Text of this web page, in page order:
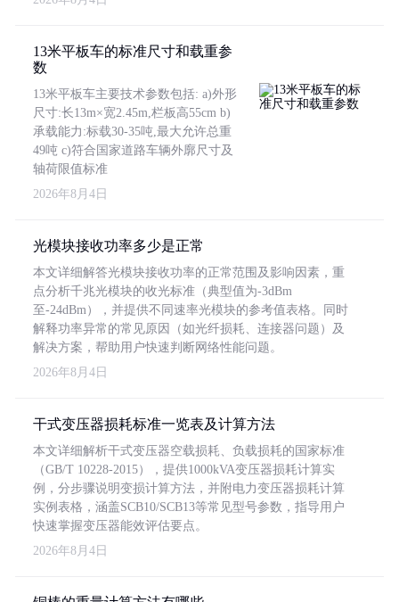
13米平板车的标准尺寸和载重参
数
13米平板车主要技术参数包括: a)外形
尺寸:长13m×宽2.45m,栏板高55cm b)
承载能力:标载30-35吨,最大允许总重
49吨 c)符合国家道路车辆外廓尺寸及
轴荷限值标准
2026年8月4日
光模块接收功率多少是正常
本文详细解答光模块接收功率的正常范围及影响因素，重
点分析千兆光模块的收光标准（典型值为-3dBm
至-24dBm），并提供不同速率光模块的参考值表格。同时
解释功率异常的常见原因（如光纤损耗、连接器问题）及
解决方案，帮助用户快速判断网络性能问题。
2026年8月4日
干式变压器损耗标准一览表及计算方法
本文详细解析干式变压器空载损耗、负载损耗的国家标准
（GB/T 10228-2015），提供1000kVA变压器损耗计算实
例，分步骤说明变损计算方法，并附电力变压器损耗计算
实例表格，涵盖SCB10/SCB13等常见型号参数，指导用户
快速掌握变压器能效评估要点。
2026年8月4日